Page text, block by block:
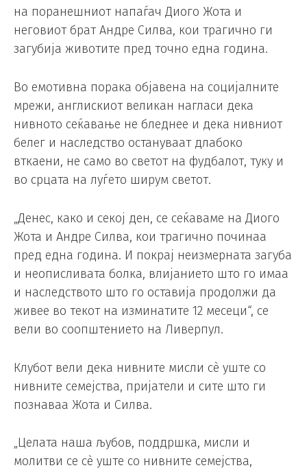
на поранешниот напаѓач Диого Жота и
неговиот брат Андре Силва, кои трагично ги
загубија животите пред точно една година.
Во емотивна порака објавена на социјалните
мрежи, англискиот великан нагласи дека
нивното сеќавање не бледнее и дека нивниот
белег и наследство остануваат длабоко
вткаени, не само во светот на фудбалот, туку и
во срцата на луѓето ширум светот.
„Денес, како и секој ден, се сеќаваме на Диого
Жота и Андре Силва, кои трагично починаа
пред една година. И покрај неизмерната загуба
и неописливата болка, влијанието што го имаа
и наследството што го оставија продолжи да
живее во текот на изминатите 12 месеци“, се
вели во соопштението на Ливерпул.
Клубот вели дека нивните мисли сè уште со
нивните семејства, пријатели и сите што ги
познаваа Жота и Силва.
„Целата наша љубов, поддршка, мисли и
молитви се сè уште со нивните семејства,